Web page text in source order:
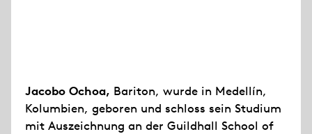
Jacobo Ochoa, Bariton, wurde in Medellín,
Kolumbien, geboren und schloss sein Studium
mit Auszeichnung an der Guildhall School of